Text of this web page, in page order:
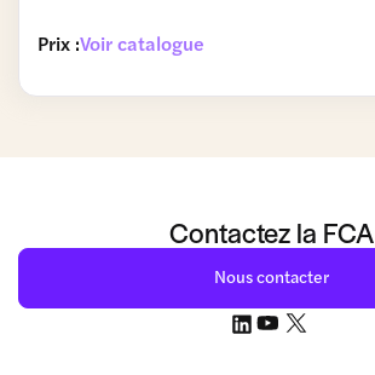
Prix :Voir catalogue
Contactez la FCA
Nous contacter